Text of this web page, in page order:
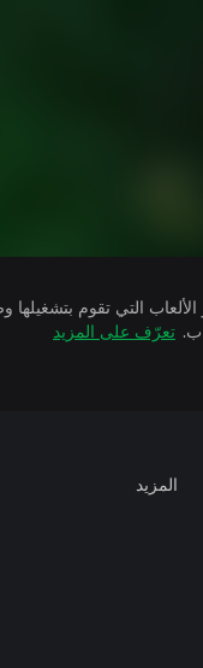
تعرّف على المزيد
المزيد